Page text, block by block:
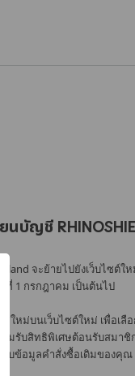
นบัญชี
จะย้ายไปยังเว็บไซต์
นที่ 1 กรกฎาคม เป็นต้นไป
ชีใหม่บนเว็บไซต์ใหม่ เพื่อเลื
ร้อมรับสิทธิพิเศษต้อนรับสมาชิ
อบข้อมูลคำสั่งซื้อเดิมของคุ